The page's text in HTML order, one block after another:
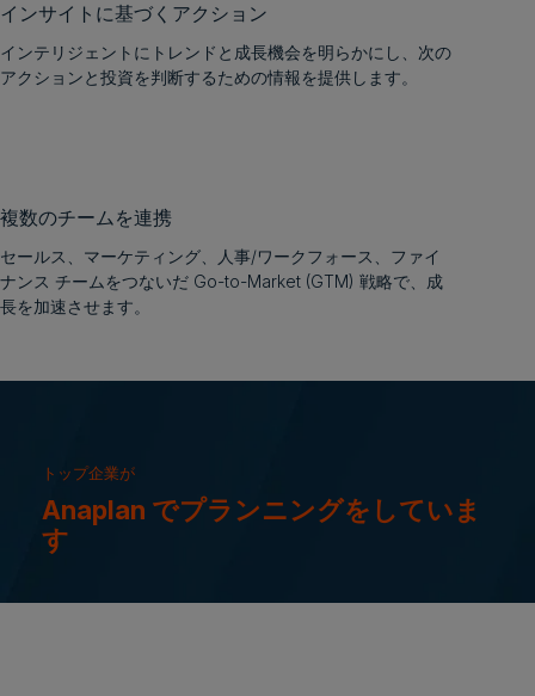
インサイトに基づくアクション
インテリジェントにトレンドと成長機会を明らかにし、次の
アクションと投資を判断するための情報を提供します。
複数のチームを連携
セールス、マーケティング、人事/ワークフォース、ファイ
ナンス チームをつないだ Go-to-Market (GTM) 戦略で、成
長を加速させます。
トップ企業が
Anaplan でプランニングをしていま
す